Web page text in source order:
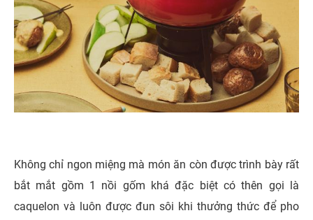
Không chỉ ngon miệng mà món ăn còn được trình bày rất
bắt mắt gồm 1 nồi gốm khá đặc biệt có thên gọi là
caquelon và luôn được đun sôi khi thưởng thức để pho